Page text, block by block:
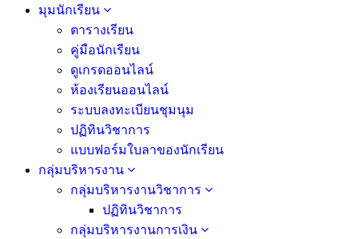
มุมนักเรียน
ตารางเรียน
คู่มือนักเรียน
ดูเกรดออนไลน์
ห้องเรียนออนไลน์
ระบบลงทะเบียนชุมนุม
ปฏิทินวิชาการ
แบบฟอร์มใบลาของนักเรียน
กลุ่มบริหารงาน
กลุ่มบริหารงานวิชาการ
ปฏิทินวิชาการ
กลุ่มบริหารงานการเงิน